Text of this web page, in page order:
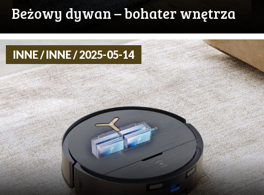
Beżowy dywan – bohater wnętrza
INNE / INNE / 2025-05-14